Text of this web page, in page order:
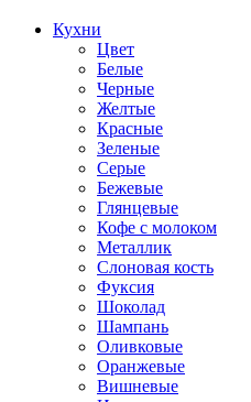
Кухни
Цвет
Белые
Черные
Желтые
Красные
Зеленые
Серые
Бежевые
Глянцевые
Кофе с молоком
Металлик
Слоновая кость
Фуксия
Шоколад
Шампань
Оливковые
Оранжевые
Вишневые